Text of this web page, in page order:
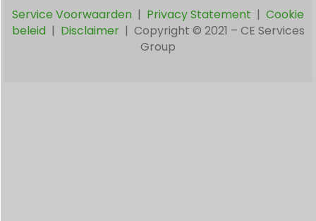
Service Voorwaarden | Privacy Statement | Cookie
beleid | Disclaimer| Copyright © 2021 – CE Services
Group